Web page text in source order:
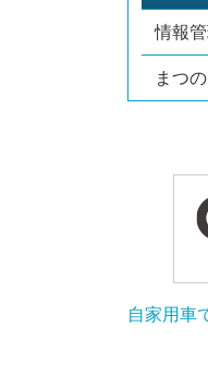
情報
まつ
自家用車